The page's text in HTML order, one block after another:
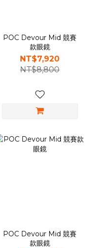
POC Devour Mid 競賽
款眼鏡
NT$7,920
NT$8,800
POC Devour Mid 競賽
款眼鏡